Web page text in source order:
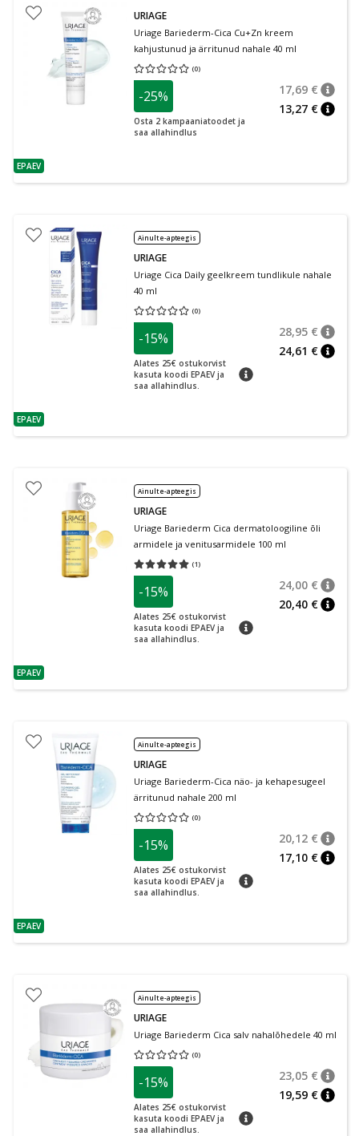
nõuanne
EPAEV
URIAGE
Uriage Bariederm-Cica Cu+Zn kreem
kahjustunud ja ärritunud nahale 40 ml
(0)
Keskmine hinnang 0.00
-25%
Osta 2 kampaaniatoodet ja
saa allahindlus
17,69 €
13,27 €
nõuanne
EPAEV
Ainult e-apteegis
URIAGE
Uriage Cica Daily geelkreem tundlikule nahale
40 ml
(0)
Keskmine hinnang 0.00
-15%
Alates 25€ ostukorvist
kasuta koodi EPAEV ja
saa allahindlus.
nõuanne
28,95 €
24,61 €
nõuanne
EPAEV
Ainult e-apteegis
URIAGE
Uriage Bariederm Cica dermatoloogiline õli
armidele ja venitusarmidele 100 ml
(1)
Keskmine hinnang 5.00
-15%
Alates 25€ ostukorvist
kasuta koodi EPAEV ja
saa allahindlus.
nõuanne
24,00 €
20,40 €
nõuanne
EPAEV
Ainult e-apteegis
URIAGE
Uriage Bariederm-Cica näo- ja kehapesugeel
ärritunud nahale 200 ml
(0)
Keskmine hinnang 0.00
-15%
Alates 25€ ostukorvist
kasuta koodi EPAEV ja
saa allahindlus.
nõuanne
20,12 €
17,10 €
Ainult e-apteegis
URIAGE
Uriage Bariederm Cica salv nahalõhedele 40 ml
(0)
Keskmine hinnang 0.00
-15%
Alates 25€ ostukorvist
kasuta koodi EPAEV ja
saa allahindlus.
nõuanne
23,05 €
19,59 €